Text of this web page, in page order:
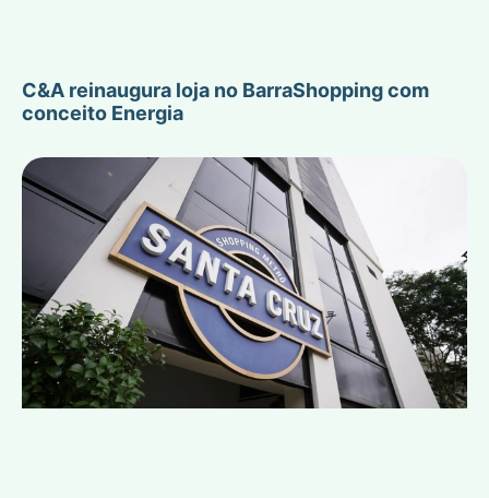
C&A reinaugura loja no BarraShopping com
conceito Energia